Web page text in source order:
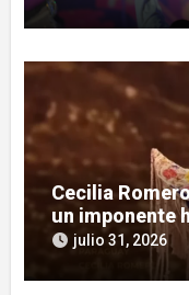
Cecilia
un imponente
guaraní
julio 31, 2026